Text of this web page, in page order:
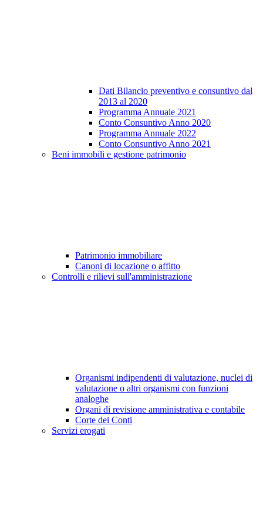
Dati Bilancio preventivo e consuntivo dal
2013 al 2020
Programma Annuale 2021
Conto Consuntivo Anno 2020
Programma Annuale 2022
Conto Consuntivo Anno 2021
Beni immobili e gestione patrimonio
Patrimonio immobiliare
Canoni di locazione o affitto
Controlli e rilievi sull'amministrazione
Organismi indipendenti di valutazione, nuclei di
valutazione o altri organismi con funzioni
analoghe
Organi di revisione amministrativa e contabile
Corte dei Conti
Servizi erogati